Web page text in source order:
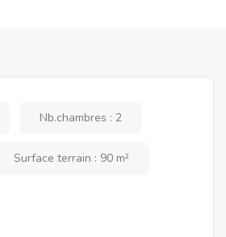
Nb.chambres : 2
Surface terrain : 90 m²